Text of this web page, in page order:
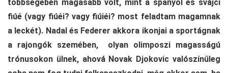
többségében magasabb volt, mint a spanyol és svájci
fiúé (vagy fiúéi? vagy fiúiéi? most feladtam magamnak
a leckét). Nadal és Federer akkora ikonjai a sportágnak
a rajongók szemében, olyan olimposzi magasságú
trónusokon ülnek, ahová Novak Djokovic valószínűleg